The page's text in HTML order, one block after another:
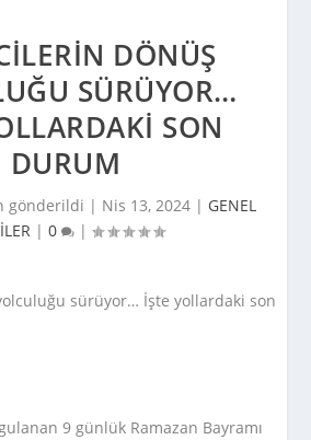
DÖNÜŞ
SÜRÜYOR…
SON
DURUM
gönderildi | Nis 13, 2024 | GENEL
| 0 |
9 günlük Ramazan Bayramı